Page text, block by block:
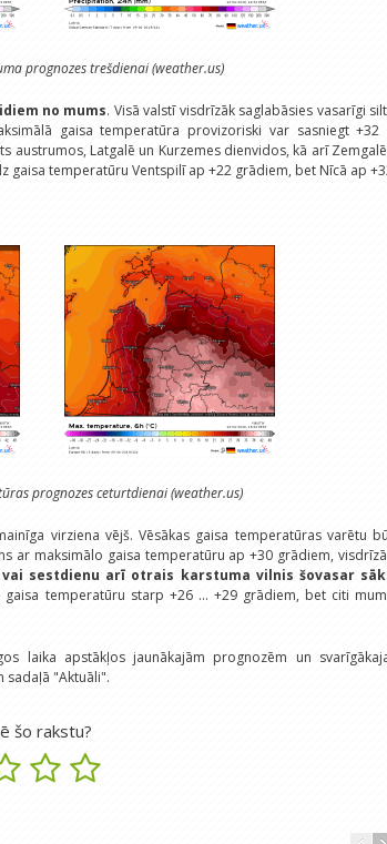
prognozes trešdienai (weather.us)
no mums. Visā valstī visdrīzāk saglabāsies vasarīgi
gaisa temperatūra provizoriski var sasniegt +32
austrumos, Latgalē un Kurzemes dienvidos, kā arī
temperatūru Ventspilī ap +22 grādiem, bet Nīcā ap
prognozes ceturtdienai (weather.us)
virziena vējš. Vēsākas gaisa temperatūras varētu
ar maksimālo gaisa temperatūru ap +30 grādiem,
sestdienu arī otrais karstuma vilnis šovasar
gaisa temperatūru starp +26 ... +29 grādiem, bet citi
laika apstākļos jaunākajām prognozēm un
sadaļā "Aktuāli".
šo rakstu?